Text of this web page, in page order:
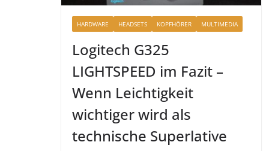
HARDWARE HEADSETS KOPFHÖRER MULTIMEDIA
Logitech G325
LIGHTSPEED im Fazit –
Wenn Leichtigkeit
wichtiger wird als
technische Superlative